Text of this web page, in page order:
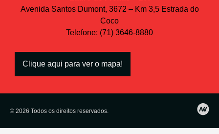
Avenida Santos Dumont, 3672 – Km 3,5 Estrada do
Coco
Telefone: (71) 3646-8880
Clique aqui para ver o mapa!
© 2026 Todos os direitos reservados.